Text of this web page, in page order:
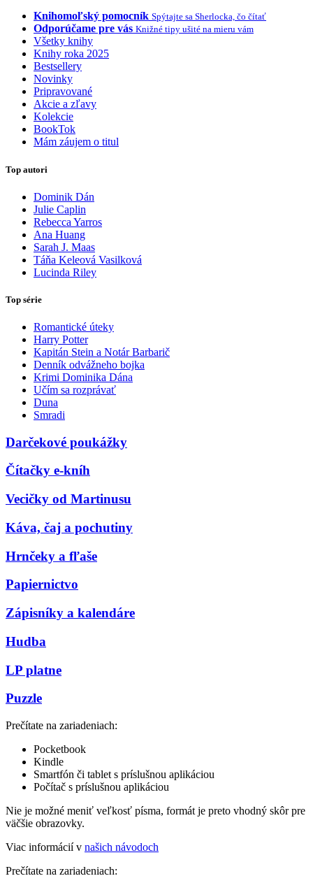
Knihomoľský pomocník Spýtajte sa Sherlocka, čo čítať
Odporúčame pre vás Knižné tipy ušité na mieru vám
Všetky knihy
Knihy roka 2025
Bestsellery
Novinky
Pripravované
Akcie a zľavy
Kolekcie
BookTok
Mám záujem o titul
Top autori
Dominik Dán
Julie Caplin
Rebecca Yarros
Ana Huang
Sarah J. Maas
Táňa Keleová Vasilková
Lucinda Riley
Top série
Romantické úteky
Harry Potter
Kapitán Stein a Notár Barbarič
Denník odvážneho bojka
Krimi Dominika Dána
Učím sa rozprávať
Duna
Smradi
Darčekové poukážky
Čítačky e-kníh
Vecičky od Martinusu
Káva, čaj a pochutiny
Hrnčeky a fľaše
Papiernictvo
Zápisníky a kalendáre
Hudba
LP platne
Puzzle
Prečítate na zariadeniach:
Pocketbook
Kindle
Smartfón či tablet s príslušnou aplikáciou
Počítač s príslušnou aplikáciou
Nie je možné meniť veľkosť písma, formát je preto vhodný skôr pre
väčšie obrazovky.
Viac informácií v našich návodoch
Prečítate na zariadeniach: